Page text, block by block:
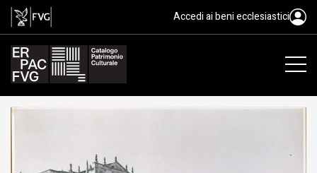
gelatina ai sali d'argento/ carta,
Accedi ai beni ecclesiastici